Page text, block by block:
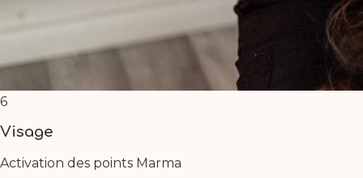
6
Visage
Activation des points Marma